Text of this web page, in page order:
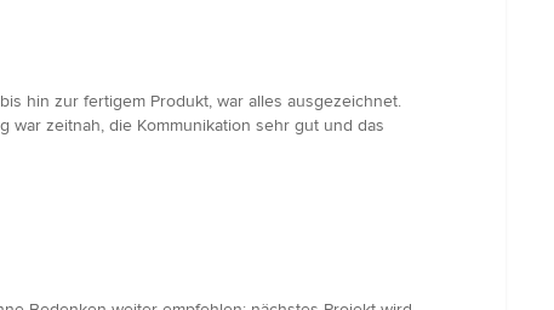
hin zur fertigem Produkt, war alles ausgezeichnet.
zeitnah, die Kommunikation sehr gut und das